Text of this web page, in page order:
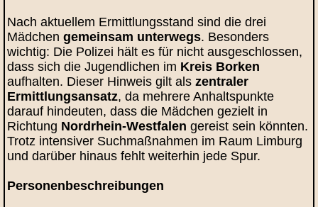
Nach aktuellem Ermittlungsstand sind die drei
Mädchengemeinsam unterwegs. Besonders
wichtig: Die Polizei hält es für nicht ausgeschlossen,
dass sich die Jugendlichen im Kreis Borken
aufhalten. Dieser Hinweis gilt alszentraler
Ermittlungsansatz, da mehrere Anhaltspunkte
darauf hindeuten, dass die Mädchen gezielt in
Richtung Nordrhein‑Westfalen gereist sein könnten.
Trotz intensiver Suchmaßnahmen im Raum Limburg
und darüber hinaus fehlt weiterhin jede Spur.
Personenbeschreibungen